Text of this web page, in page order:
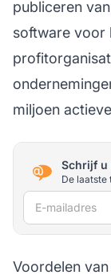
publiceren
software voor
miljoen
Schrijf u
De laatste
E-mailadres
Voordelen